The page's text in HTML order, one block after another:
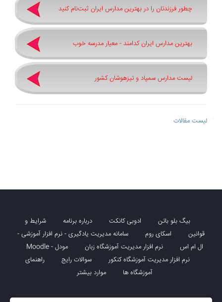
چطور فرزندتان را در بهترین مدارس ایران ثبت‌نام کنید
بهترین مدارس ایران کدامند - معیار مدرسه خوب
لیست مدارس سمپاد و تیزهوشان کشور
لیست مقالات
بیگ بلو باتن ادوبی کانکت درباره برنامه
شرایط و
قوانین
اسکای روم
سامانه مدیریت یادگیری - نرم افزار آموزشی -
ال ام اس
نرم افزار مدیریت آموزشگاه زبان
مودل - Moodle
نرم افزار مدیریت آموزشگاه کنکور
سوالات رایج
راهنمای
آموزشگاه ها
موارد بیشتر